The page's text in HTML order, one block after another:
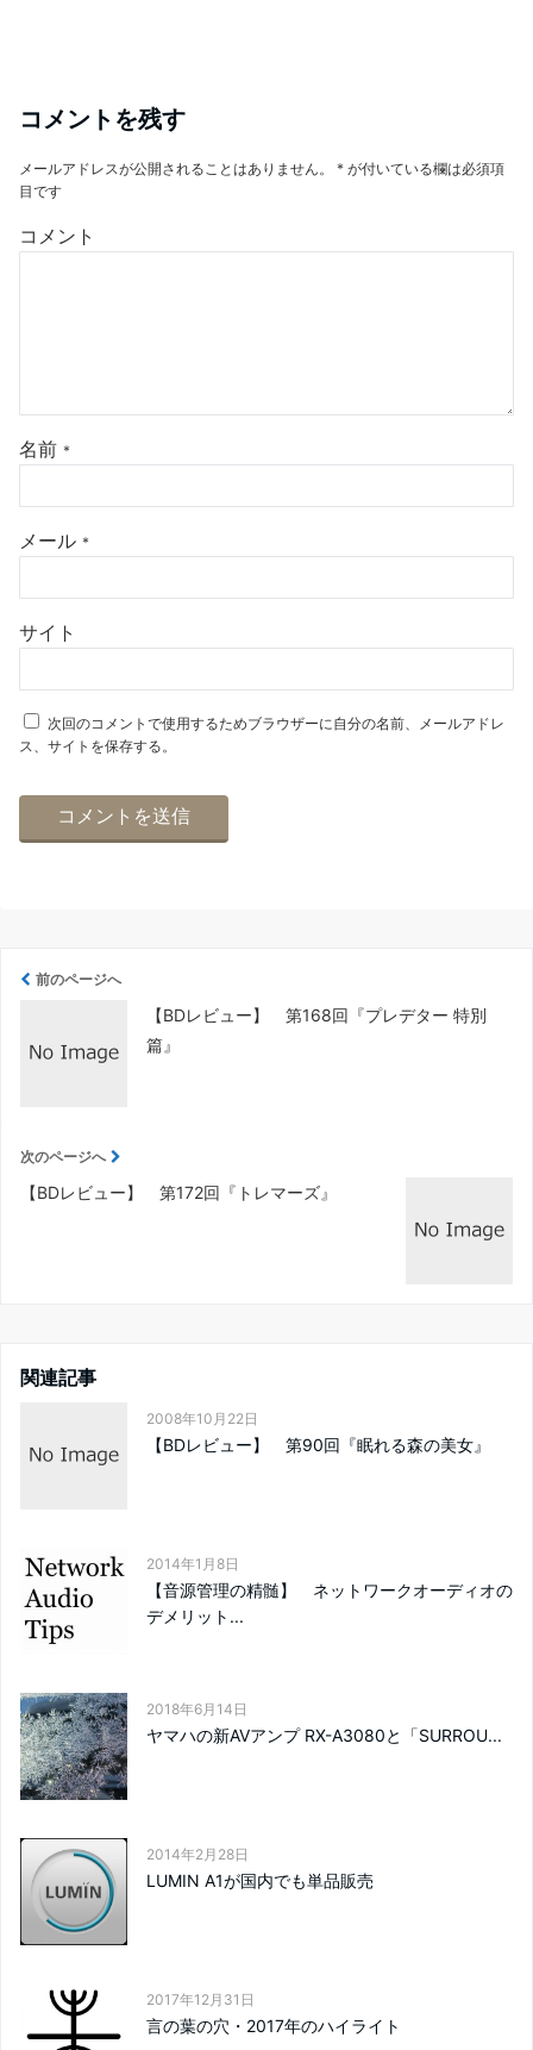
コメントを残す
メールアドレスが公開されることはありません。 * が付いている欄は必須項
目です
コメント
名前 *
メール *
サイト
次回のコメントで使用するためブラウザーに自分の名前、メールアドレ
ス、サイトを保存する。
前のページへ
【BDレビュー】 第168回『プレデター 特別
篇』
次のページへ
【BDレビュー】 第172回『トレマーズ』
関連記事
2008年10月22日
【BDレビュー】 第90回『眠れる森の美女』
2014年1月8日
【音源管理の精髄】 ネットワークオーディオの
デメリット...
2018年6月14日
ヤマハの新AVアンプ RX-A3080と「SURROU...
2014年2月28日
LUMIN A1が国内でも単品販売
2017年12月31日
言の葉の穴・2017年のハイライト